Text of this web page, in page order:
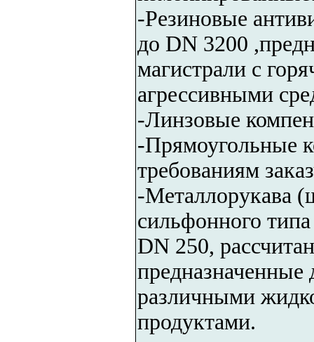
-Резиновые
до DN 3200
магистрали с
агрессивными
-Линзовые
-Прямоугольные
требованиям
-Металлорукава
сильфонного
DN 250,
предназначенные
различными
продуктами.